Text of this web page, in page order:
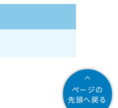
ページの
先頭へ戻る